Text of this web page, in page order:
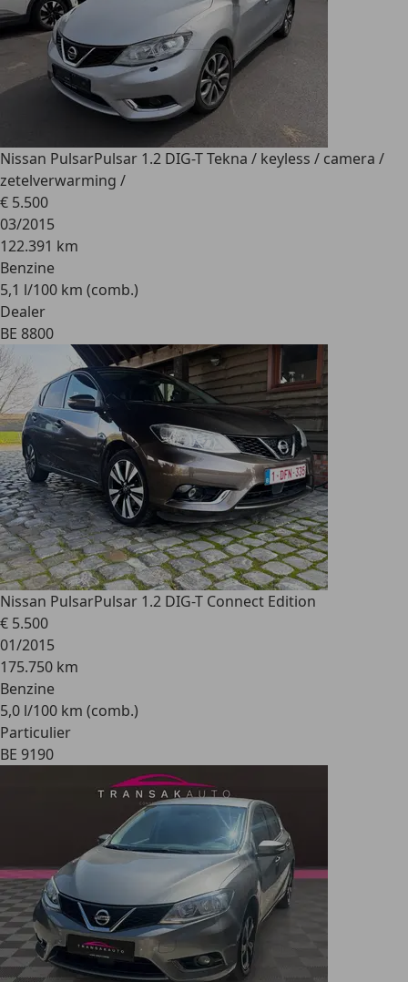
Nissan PulsarPulsar 1.2 DIG-T Tekna / keyless / camera /
zetelverwarming /
€ 5.500
03/2015
122.391 km
Benzine
5,1 l/100 km (comb.)
Dealer
BE 8800
Nissan PulsarPulsar 1.2 DIG-T Connect Edition
€ 5.500
01/2015
175.750 km
Benzine
5,0 l/100 km (comb.)
Particulier
BE 9190